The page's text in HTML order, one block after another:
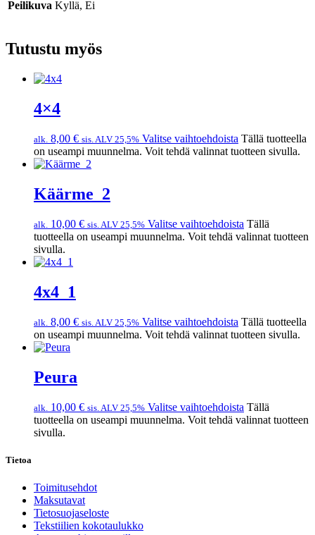
Peilikuva Kyllä, Ei
Tutustu myös
4×4
alk. 8,00 € sis. ALV 25,5% Valitse vaihtoehdoista Tällä tuotteella
on useampi muunnelma. Voit tehdä valinnat tuotteen sivulla.
Käärme_2
alk. 10,00 € sis. ALV 25,5% Valitse vaihtoehdoista Tällä
tuotteella on useampi muunnelma. Voit tehdä valinnat tuotteen
sivulla.
4x4_1
alk. 8,00 € sis. ALV 25,5% Valitse vaihtoehdoista Tällä tuotteella
on useampi muunnelma. Voit tehdä valinnat tuotteen sivulla.
Peura
alk. 10,00 € sis. ALV 25,5% Valitse vaihtoehdoista Tällä
tuotteella on useampi muunnelma. Voit tehdä valinnat tuotteen
sivulla.
Tietoa
Toimitusehdot
Maksutavat
Tietosuojaseloste
Tekstiilien kokotaulukko